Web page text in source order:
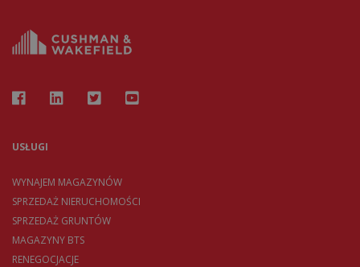
USŁUGI
WYNAJEM MAGAZYNÓW
SPRZEDAŻ NIERUCHOMOŚCI
SPRZEDAŻ GRUNTÓW
MAGAZYNY BTS
RENEGOCJACJE